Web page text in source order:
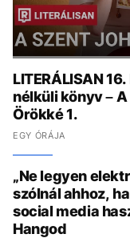
LITERÁLISAN
nélküli könyv –
Örökké 1.
EGY ÓRÁJA
„Ne legyen
szólnál ahhoz,
social media
Hangod